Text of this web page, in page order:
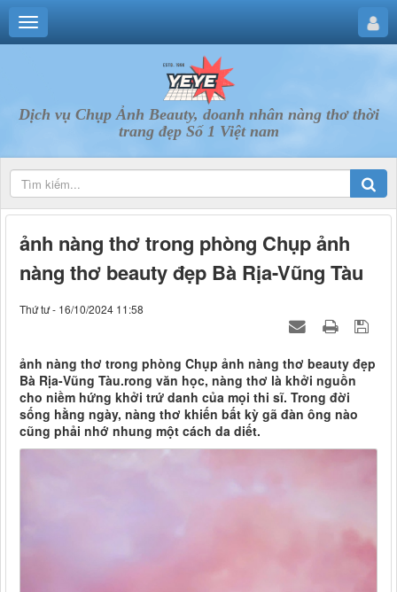
Dịch vụ Chụp Ảnh Beauty, doanh nhân nàng thơ thời
trang đẹp Số 1 Việt nam
ảnh nàng thơ trong phòng Chụp ảnh
nàng thơ beauty đẹp Bà Rịa-Vũng Tàu
Thứ tư - 16/10/2024 11:58
ảnh nàng thơ trong phòng Chụp ảnh nàng thơ beauty đẹp
Bà Rịa-Vũng Tàu.rong văn học, nàng thơ là khởi nguồn
cho niềm hứng khởi trứ danh của mọi thi sĩ. Trong đời
sống hằng ngày, nàng thơ khiến bất kỳ gã đàn ông nào
cũng phải nhớ nhung một cách da diết.